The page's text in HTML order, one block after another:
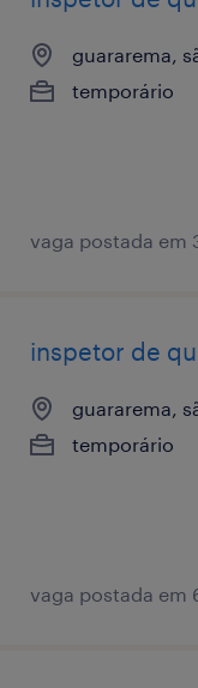
guararema,
temporário
vaga postada em
inspetor de
guararema,
temporário
vaga postada em